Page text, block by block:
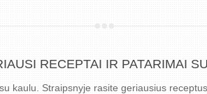
RECEPTAI IR PATARIMAI
kaulu. Straipsnyje rasite geriausius